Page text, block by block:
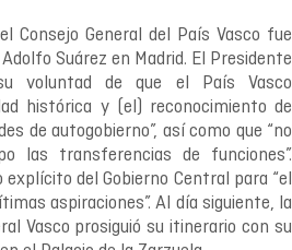
Consejo General del País Vasco fue
Suárez en Madrid. El Presidente
voluntad de que el País Vasco
histórica y (el) reconocimiento de
de autogobierno”, así como que “no
las transferencias de funciones”.
explícito del Gobierno Central para “el
aspiraciones”. Al día siguiente, la
Vasco prosiguió su itinerario con su